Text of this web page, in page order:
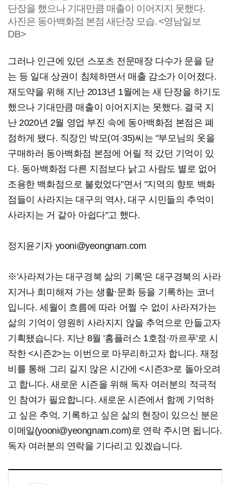
단장을 했으나 기대만큼 매출이 이어지지 못했다.
사진은 동아백화점 본점 새단장 모습. <영남일보
DB>
그러나 인근에 있던 스포츠 전문매장 다수가 문을 닫
는 등 일대 상권이 침체하면서 매출 감소가 이어졌다.
재도약을 위해 지난 2013년 1월에는 새 단장을 하기도
했으나 기대만큼 매출이 이어지지는 못했다. 결국 지
난 2020년 2월 영업 부진 속에 동아백화점 본점은 폐
점하게 됐다. 직장인 박모(여·35)씨는 "부모님의 옷을
구매하러 동아백화점 본점에 어릴 적 갔던 기억이 있
다. 동아백화점 다른 지점보다 낡고 사람도 별로 없어
조용한 백화점으로 불렀었다"면서 "지역의 향토 백화
점들이 사라지는 대구의 역사, 대구 시민들의 추억이
사라지는 거 같아 아쉽다"고 했다.
정지윤기자 yooni@yeongnam.com
※'사라져가는 대구경북 삶의 기록'은 대구경북의 사라
지거나 희미해져 가는 생활·문화 등을 기록하는 코너
입니다. 세월이 흐름에 따라 어쩔 수 없이 사라져가는
삶의 기억이 영원히 사라지지 않을 추억으로 만들고자
기획됐습니다. 지난 8월 '홈플러스 1호점·까르푸'로 시
작한 <시즌2>는 이번으로 마무리하고자 합니다. 재정
비를 통해 그리 길지 않은 시간에 <시즌3>로 돌아오려
고 합니다. 새로운 시즌을 위해 독자 여러분의 적극적
인 참여가 필요합니다. 새로운 시즌에서 함께 기억하
고 싶은 추억, 기록하고 싶은 삶의 현장이 있으신 분은
이메일(yooni@yeongnam.com)로 연락 주시면 됩니다.
독자 여러분의 연락을 기다리고 있겠습니다.